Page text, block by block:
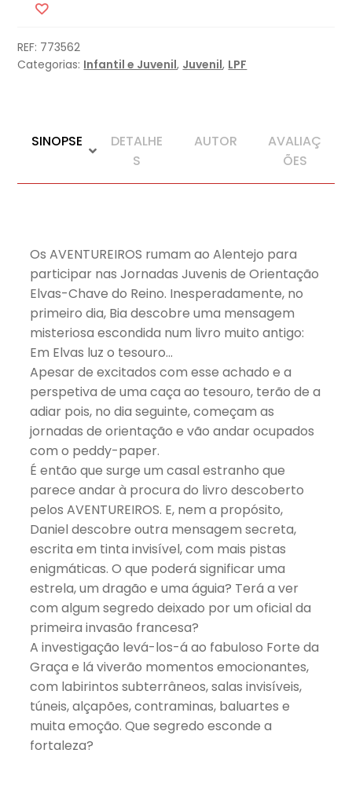
Enigma
do
REF: 773562
Categorias: Infantil e Juvenil, Juvenil, LPF
SINOPSE
DETALHE
S
AUTOR
AVALIAÇ
ÕES
Os AVENTUREIROS rumam ao Alentejo para
participar nas Jornadas Juvenis de Orientação
Elvas-Chave do Reino. Inesperadamente, no
primeiro dia, Bia descobre uma mensagem
misteriosa escondida num livro muito antigo:
Em Elvas luz o tesouro…
Apesar de excitados com esse achado e a
perspetiva de uma caça ao tesouro, terão de a
adiar pois, no dia seguinte, começam as
jornadas de orientação e vão andar ocupados
com o peddy-paper.
É então que surge um casal estranho que
parece andar à procura do livro descoberto
pelos AVENTUREIROS. E, nem a propósito,
Daniel descobre outra mensagem secreta,
escrita em tinta invisível, com mais pistas
enigmáticas. O que poderá significar uma
estrela, um dragão e uma águia? Terá a ver
com algum segredo deixado por um oficial da
primeira invasão francesa?
A investigação levá-los-á ao fabuloso Forte da
Graça e lá viverão momentos emocionantes,
com labirintos subterrâneos, salas invisíveis,
túneis, alçapões, contraminas, baluartes e
muita emoção. Que segredo esconde a
fortaleza?